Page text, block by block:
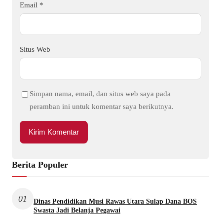
Email *
Situs Web
Simpan nama, email, dan situs web saya pada
peramban ini untuk komentar saya berikutnya.
Berita Populer
01
Dinas Pendidikan Musi Rawas Utara Sulap Dana BOS
Swasta Jadi Belanja Pegawai